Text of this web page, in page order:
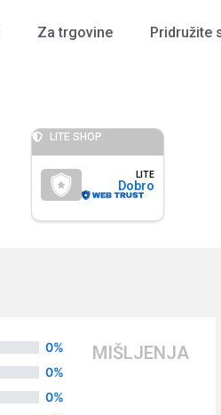
Za trgovine Pridružite
LITE SHOP
LITE
Dobro
0%
0%
0%
MIŠLJENJA